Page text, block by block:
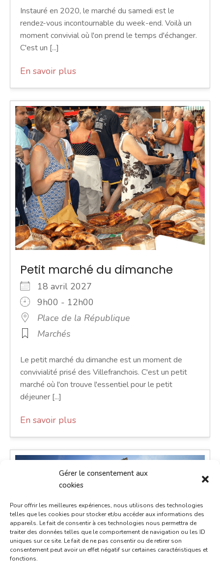
Gérer le consentement aux
cookies
Pour offrir les meilleures expériences, nous utilisons des technologies
telles que les cookies pour stocker et/ou accéder aux informations des
appareils. Le fait de consentir à ces technologies nous permettra de
traiter des données telles que le comportement de navigation ou les ID
uniques sur ce site. Le fait de ne pas consentir ou de retirer son
consentement peut avoir un effet négatif sur certaines caractéristiques et
fonctions.
Instauré en 2020, le marché du samedi est le
rendez-vous incontournable du week-end. Voilà un
moment convivial où l'on prend le temps d'échanger.
C'est un [...]
En savoir plus
Petit marché du dimanche
18 avril 2027
9h00 - 12h00
Place de la République
Marchés
Le petit marché du dimanche est un moment de
convivialité prisé des Villefranchois. C'est un petit
marché où l'on trouve l'essentiel pour le petit
déjeuner [...]
En savoir plus